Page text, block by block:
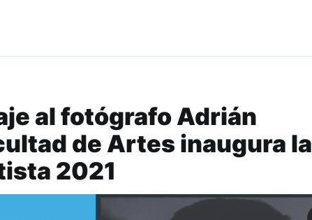
al fotógrafo Adrián
de Artes inaugura la
2021